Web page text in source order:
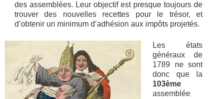
des assemblées. Leur objectif est presque toujours de
trouver des nouvelles recettes pour le trésor, et
d’obtenir un minimum d’adhésion aux impôts projetés.
Les états
généraux de
1789 ne sont
donc que la
103ème
assemblée